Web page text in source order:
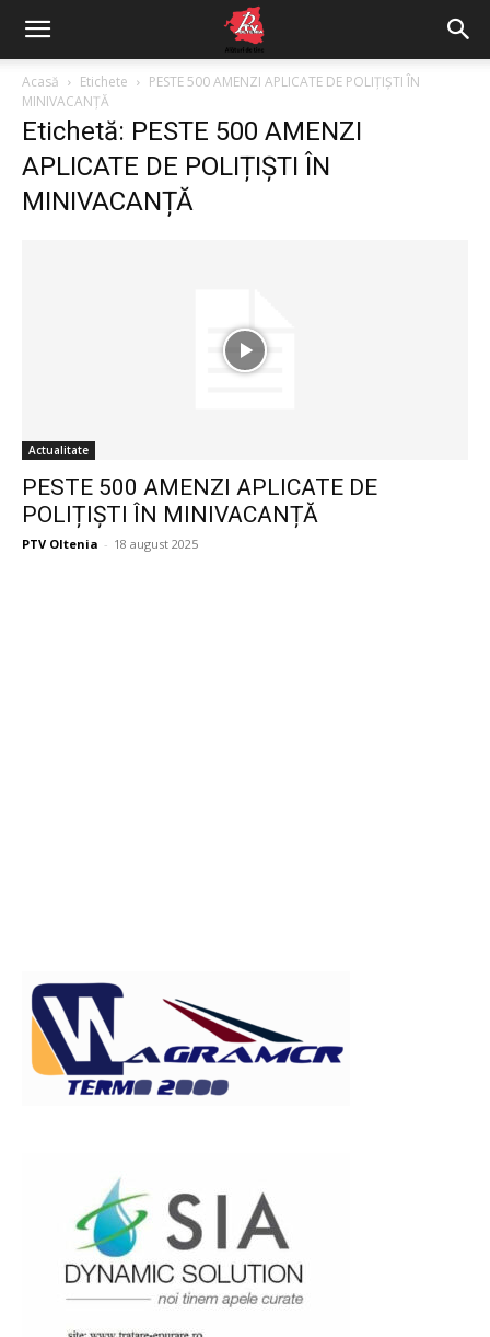
Acasă Etichete
PESTE 500 AMENZI APLICATE DE POLIȚIȘTI ÎN
MINIVACANȚĂ
Etichetă: PESTE 500 AMENZI
APLICATE DE POLIȚIȘTI ÎN
MINIVACANȚĂ
Actualitate
PESTE 500 AMENZI APLICATE DE
POLIȚIȘTI ÎN MINIVACANȚĂ
PTV Oltenia - 18 august 2025